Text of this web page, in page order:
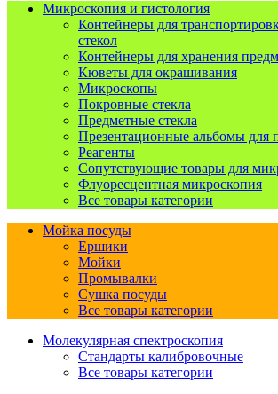
Микроскопия и гистология
Контейнеры для
стекол
Контейнеры для хранения
Кюветы для окрашивания
Микроскопы
Покровные стекла
Предметные стекла
Презентационные альбомы для
Реагенты
Сопутствующие товары для
Флуоресцентная микроскопия
Все товары категории
Мойка посуды
Ершики
Мойки
Промывалки
Сушка посуды
Все товары категории
Молекулярная спектроскопия
Стандарты калибровочные
Все товары категории